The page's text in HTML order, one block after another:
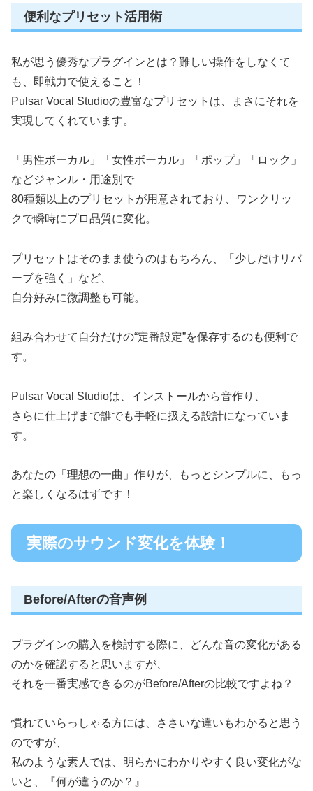
便利なプリセット活用術
私が思う優秀なプラグインとは？難しい操作をしなくて
も、即戦力で使えること！
Pulsar Vocal Studioの豊富なプリセットは、まさにそれを
実現してくれています。
「男性ボーカル」「女性ボーカル」「ポップ」「ロック」
などジャンル・用途別で
80種類以上のプリセットが用意されており、ワンクリッ
クで瞬時にプロ品質に変化。
プリセットはそのまま使うのはもちろん、「少しだけリバ
ーブを強く」など、
自分好みに微調整も可能。
組み合わせて自分だけの“定番設定”を保存するのも便利で
す。
Pulsar Vocal Studioは、インストールから音作り、
さらに仕上げまで誰でも手軽に扱える設計になっていま
す。
あなたの「理想の一曲」作りが、もっとシンプルに、もっ
と楽しくなるはずです！
実際のサウンド変化を体験！
Before/Afterの音声例
プラグインの購入を検討する際に、どんな音の変化がある
のかを確認すると思いますが、
それを一番実感できるのがBefore/Afterの比較ですよね？
慣れていらっしゃる方には、ささいな違いもわかると思う
のですが、
私のような素人では、明らかにわかりやすく良い変化がな
いと、『何が違うのか？』